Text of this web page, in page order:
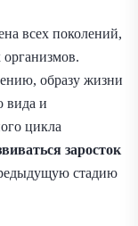
всех поколений,
образу жизни
вида и
цикла
заросток
стадию